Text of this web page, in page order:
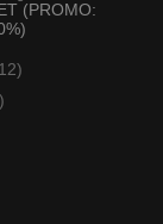
(PROMO: